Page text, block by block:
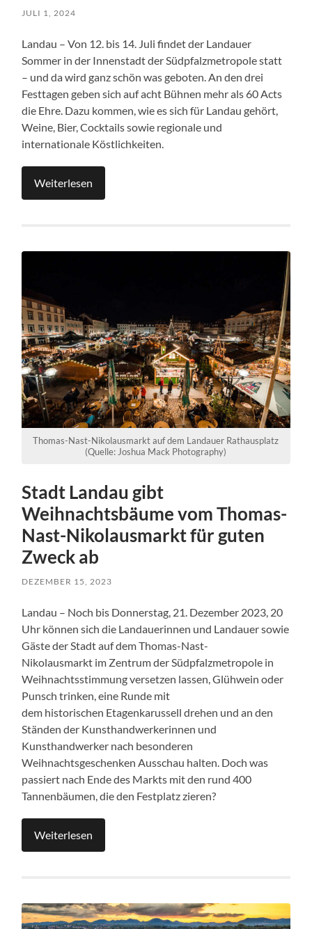
JULI 1, 2024
Landau – Von 12. bis 14. Juli findet der Landauer
Sommer in der Innenstadt der Südpfalzmetropole statt
– und da wird ganz schön was geboten. An den drei
Festtagen geben sich auf acht Bühnen mehr als 60 Acts
die Ehre. Dazu kommen, wie es sich für Landau gehört,
Weine, Bier, Cocktails sowie regionale und
internationale Köstlichkeiten.
Weiterlesen
Thomas-Nast-Nikolausmarkt auf dem Landauer Rathausplatz
(Quelle: Joshua Mack Photography)
Stadt Landau gibt
Weihnachtsbäume vom Thomas-
Nast-Nikolausmarkt für guten
Zweck ab
DEZEMBER 15, 2023
Landau – Noch bis Donnerstag, 21. Dezember 2023, 20
Uhr können sich die Landauerinnen und Landauer sowie
Gäste der Stadt auf dem Thomas-Nast-
Nikolausmarkt im Zentrum der Südpfalzmetropole in
Weihnachtsstimmung versetzen lassen, Glühwein oder
Punsch trinken, eine Runde mit
dem historischen Etagenkarussell drehen und an den
Ständen der Kunsthandwerkerinnen und
Kunsthandwerker nach besonderen
Weihnachtsgeschenken Ausschau halten. Doch was
passiert nach Ende des Markts mit den rund 400
Tannenbäumen, die den Festplatz zieren?
Weiterlesen